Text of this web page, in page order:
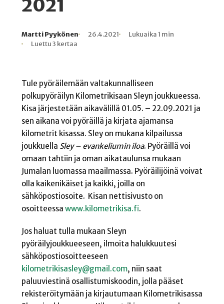
2021
Kirjoittaja
Martti Pyykönen
Julkaistu
26.4.2021
Lukuaika
Lukuaika 1 min
Lukukertoja
Luettu 3 kertaa
Tule pyöräilemään valtakunnalliseen
polkupyöräilyn Kilometrikisaan Sleyn joukkueessa.
Kisa järjestetään aikavälillä 01.05. – 22.09.2021 ja
sen aikana voi pyöräillä ja kirjata ajamansa
kilometrit kisassa. Sley on mukana kilpailussa
joukkuella Sley – evankeliumin iloa. Pyöräillä voi
omaan tahtiin ja oman aikataulunsa mukaan
Jumalan luomassa maailmassa. Pyöräilijöinä voivat
olla kaikenikäiset ja kaikki, joilla on
sähköpostiosoite. Kisan nettisivusto on
osoitteessa www.kilometrikisa.fi.
Jos haluat tulla mukaan Sleyn
pyöräilyjoukkueeseen, ilmoita halukkuutesi
sähköpostiosoitteeseen
kilometrikisasley@gmail.com, niin saat
paluuviestinä osallistumiskoodin, jolla pääset
rekisteröitymään ja kirjautumaan Kilometrikisassa